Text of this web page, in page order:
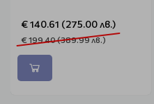
€ 140.61 (275.00 лв.)
€ 199.40 (389.99 лв.)